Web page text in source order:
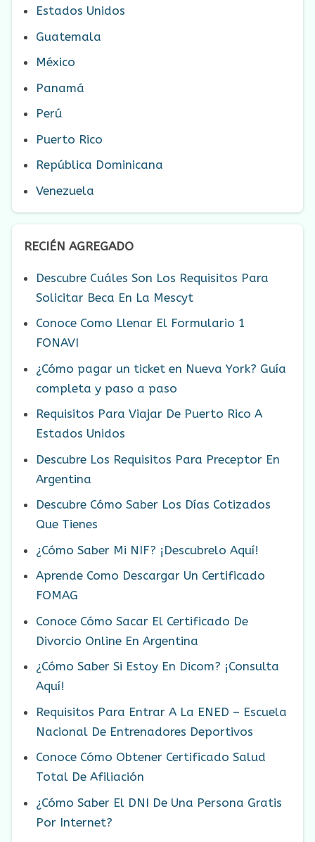
Estados Unidos
Guatemala
México
Panamá
Perú
Puerto Rico
República Dominicana
Venezuela
RECIÉN AGREGADO
Descubre Cuáles Son Los Requisitos Para
Solicitar Beca En La Mescyt
Conoce Como Llenar El Formulario 1
FONAVI
¿Cómo pagar un ticket en Nueva York? Guía
completa y paso a paso
Requisitos Para Viajar De Puerto Rico A
Estados Unidos
Descubre Los Requisitos Para Preceptor En
Argentina
Descubre Cómo Saber Los Días Cotizados
Que Tienes
¿Cómo Saber Mi NIF? ¡Descubrelo Aquí!
Aprende Como Descargar Un Certificado
FOMAG
Conoce Cómo Sacar El Certificado De
Divorcio Online En Argentina
¿Cómo Saber Si Estoy En Dicom? ¡Consulta
Aquí!
Requisitos Para Entrar A La ENED – Escuela
Nacional De Entrenadores Deportivos
Conoce Cómo Obtener Certificado Salud
Total De Afiliación
¿Cómo Saber El DNI De Una Persona Gratis
Por Internet?